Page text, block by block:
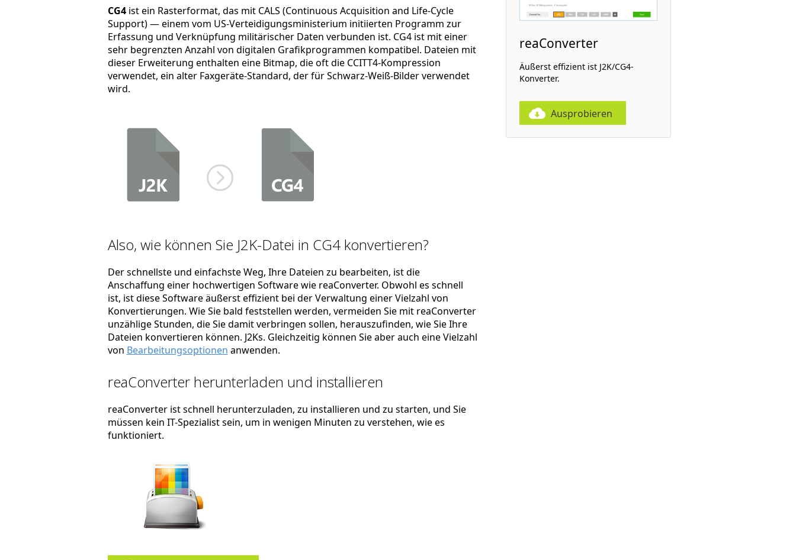
CG4ist ein Rasterformat, das mit CALS (Continuous Acquisition and Life-Cycle
Support) — einem vom US-Verteidigungsministerium initiierten Programm zur
Erfassung und Verknüpfung militärischer Daten verbunden ist. CG4 ist mit einer
sehr begrenzten Anzahl von digitalen Grafikprogrammen kompatibel. Dateien mit
dieser Erweiterung enthalten eine Bitmap, die oft die CCITT4-Kompression
verwendet, ein alter Faxgeräte-Standard, der für Schwarz-Weiß-Bilder verwendet
wird.
Also, wie können Sie J2K-Datei in CG4 konvertieren?
Der schnellste und einfachste Weg, Ihre Dateien zu bearbeiten, ist die
Anschaffung einer hochwertigen Software wie reaConverter. Obwohl es schnell
ist, ist diese Software äußerst effizient bei der Verwaltung einer Vielzahl von
Konvertierungen. Wie Sie bald feststellen werden, vermeiden Sie mit reaConverter
unzählige Stunden, die Sie damit verbringen sollen, herauszufinden, wie Sie Ihre
Dateien konvertieren können. J2Ks. Gleichzeitig können Sie aber auch eine Vielzahl
von Bearbeitungsoptionen anwenden.
reaConverter herunterladen und installieren
reaConverter ist schnell herunterzuladen, zu installieren und zu starten, und Sie
müssen kein IT-Spezialist sein, um in wenigen Minuten zu verstehen, wie es
funktioniert.
reaConverter
Äußerst effizient ist J2K/CG4-
Konverter.
Ausprobieren